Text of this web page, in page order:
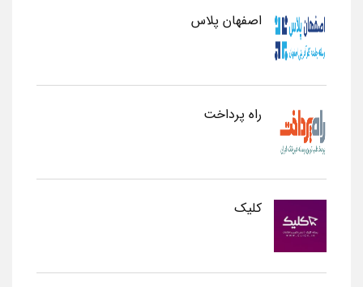
اصفهان پلاس
راه پرداخت
کلیک